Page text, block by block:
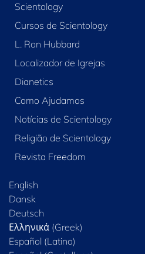
Scientology
Cursos de Scientology
L. Ron Hubbard
Localizador de Igrejas
Dianetics
Como Ajudamos
Notícias de Scientology
Religião de Scientology
Revista Freedom
English
Dansk
Deutsch
Ελληνικά (Greek)
Español (Latino)